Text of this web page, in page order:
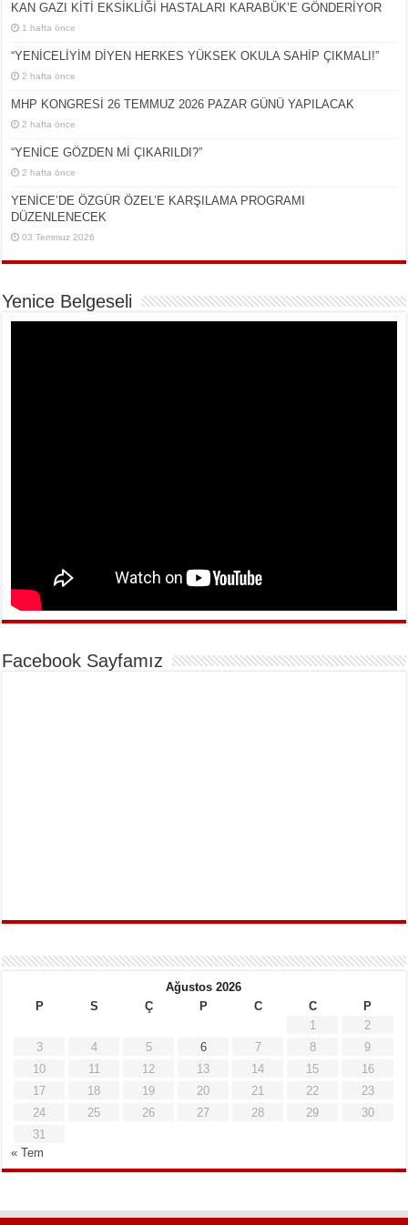
KAN GAZI KİTİ EKSİKLİĞİ HASTALARI KARABÜK’E GÖNDERİYOR
1 hafta önce
“YENİCELİYİM DİYEN HERKES YÜKSEK OKULA SAHİP ÇIKMALI!”
2 hafta önce
MHP KONGRESİ 26 TEMMUZ 2026 PAZAR GÜNÜ YAPILACAK
2 hafta önce
“YENİCE GÖZDEN Mİ ÇIKARILDI?”
2 hafta önce
YENİCE’DE ÖZGÜR ÖZEL’E KARŞILAMA PROGRAMI
DÜZENLENECEK
03 Temmuz 2026
Yenice Belgeseli
Facebook Sayfamız
Ağustos 2026
P
S Ç P C C
P
1
2
3
4 5 6 7 8
9
10
11 12 13 14 15
16
17
18 19 20 21 22
23
24
25 26 27 28 29
30
31
« Tem